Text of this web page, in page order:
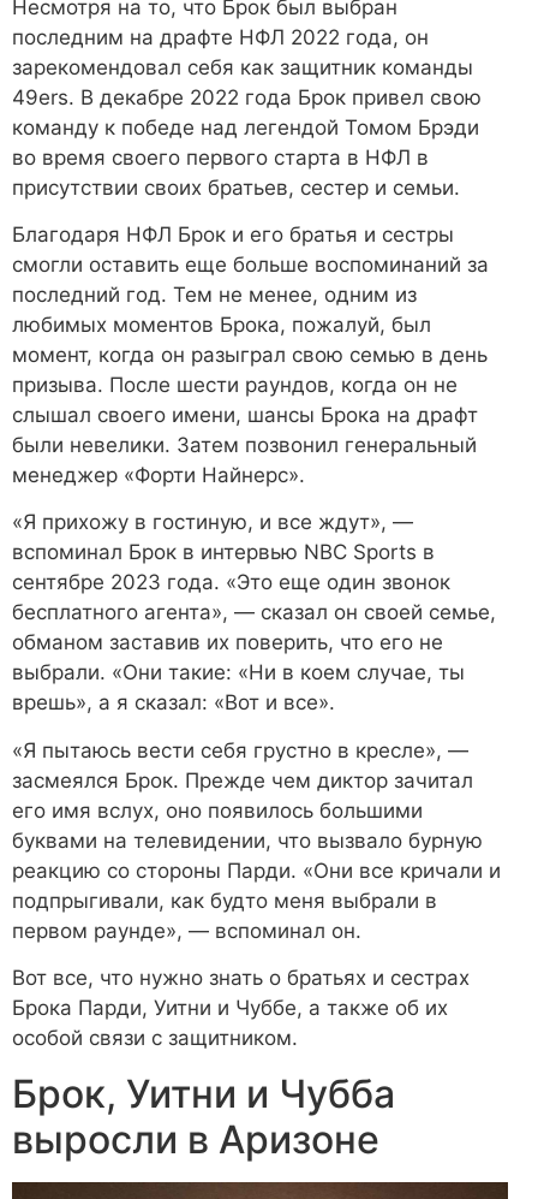
Несмотря на то, что Брок был выбран
последним на драфте НФЛ 2022 года, он
зарекомендовал себя как защитник команды
49ers. В декабре 2022 года Брок привел свою
команду к победе над легендой Томом Брэди
во время своего первого старта в НФЛ в
присутствии своих братьев, сестер и семьи.
Благодаря НФЛ Брок и его братья и сестры
смогли оставить еще больше воспоминаний за
последний год. Тем не менее, одним из
любимых моментов Брока, пожалуй, был
момент, когда он разыграл свою семью в день
призыва. После шести раундов, когда он не
слышал своего имени, шансы Брока на драфт
были невелики. Затем позвонил генеральный
менеджер «Форти Найнерс».
«Я прихожу в гостиную, и все ждут», —
вспоминал Брок в интервью NBC Sports в
сентябре 2023 года. «Это еще один звонок
бесплатного агента», — сказал он своей семье,
обманом заставив их поверить, что его не
выбрали. «Они такие: «Ни в коем случае, ты
врешь», а я сказал: «Вот и все».
«Я пытаюсь вести себя грустно в кресле», —
засмеялся Брок. Прежде чем диктор зачитал
его имя вслух, оно появилось большими
буквами на телевидении, что вызвало бурную
реакцию со стороны Парди. «Они все кричали и
подпрыгивали, как будто меня выбрали в
первом раунде», — вспоминал он.
Вот все, что нужно знать о братьях и сестрах
Брока Парди, Уитни и Чуббе, а также об их
особой связи с защитником.
Брок, Уитни и Чубба
выросли в Аризоне